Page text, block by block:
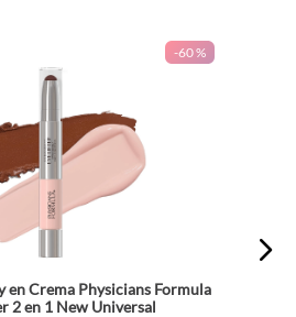
-60 %
en Crema Physicians Formula
2 en 1 New Universal